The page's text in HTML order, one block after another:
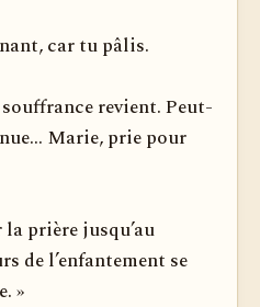
car tu pâlis.
revient. Peut-
Marie, prie pour
prière jusqu’au
de l’enfantement se
»